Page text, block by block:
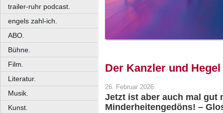
trailer-ruhr podcast.
engels zahl-ich.
ABO.
Bühne.
Film.
Literatur.
Musik.
Kunst.
Der Kanzler und Hegel
26. Februar 2026
Jetzt ist aber auch mal gut
Minderheitengedöns! –